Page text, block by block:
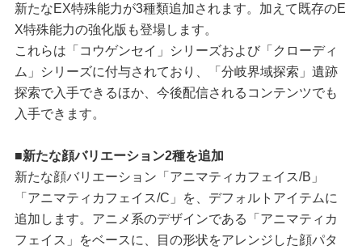
新たなEX特殊能力が3種類追加されます。加えて既存のE
X特殊能力の強化版も登場します。
これらは「コウゲンセイ」シリーズおよび「クローディ
ム」シリーズに付与されており、「分岐界域探索」遺跡
探索で入手できるほか、今後配信されるコンテンツでも
入手できます。
■新たな顔バリエーション2種を追加
新たな顔バリエーション「アニマティカフェイス/B」
「アニマティカフェイス/C」を、デフォルトアイテムに
追加します。アニメ系のデザインである「アニマティカ
フェイス」をベースに、目の形状をアレンジした顔パタ